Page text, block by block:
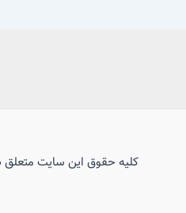
کلیه حقوق این سایت